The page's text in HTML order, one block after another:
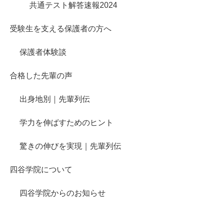
共通テスト解答速報2024
受験生を支える保護者の方へ
保護者体験談
合格した先輩の声
出身地別｜先輩列伝
学力を伸ばすためのヒント
驚きの伸びを実現｜先輩列伝
四谷学院について
四谷学院からのお知らせ